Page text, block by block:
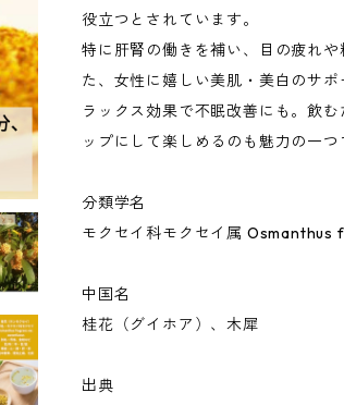
役立つとされています。
特に肝腎の働きを補い、目の疲れ
た、女性に嬉しい美肌・美白のサ
ラックス効果で不眠改善にも。飲
ップにして楽しめるのも魅力の一つ
分類学名
モクセイ科モクセイ属
中国名
桂花（グイホア）、木犀
出典